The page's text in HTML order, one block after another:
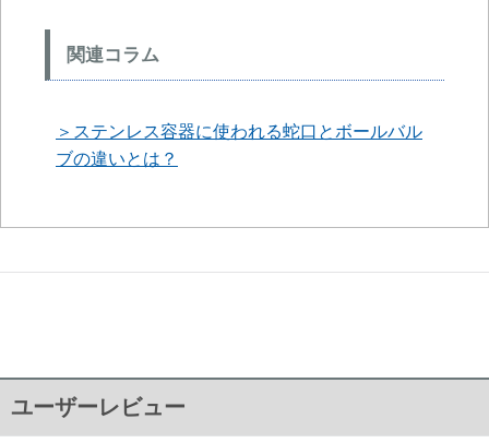
関連コラム
＞ステンレス容器に使われる蛇口とボールバル
ブの違いとは？
ユーザーレビュー